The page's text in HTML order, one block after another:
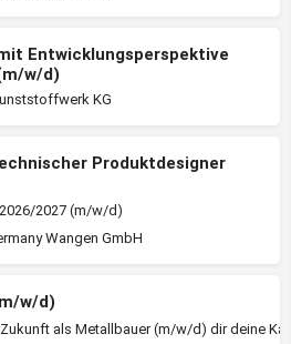
Entwicklungsperspektive
w/d)
KG
Produktdesigner
2027 (m/w/d)
Wangen GmbH
w/d)
als Metallbauer (m/w/d) dir deine